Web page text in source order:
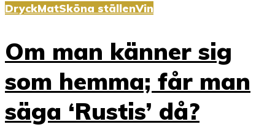
DryckMatSköna ställenVin
Om man känner sig
som hemma; får man
säga ‘Rustis’ då?